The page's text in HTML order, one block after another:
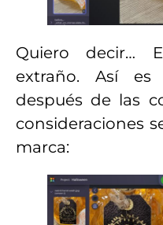
Quiero decir…
extraño. Así
después de las
consideraciones
marca: